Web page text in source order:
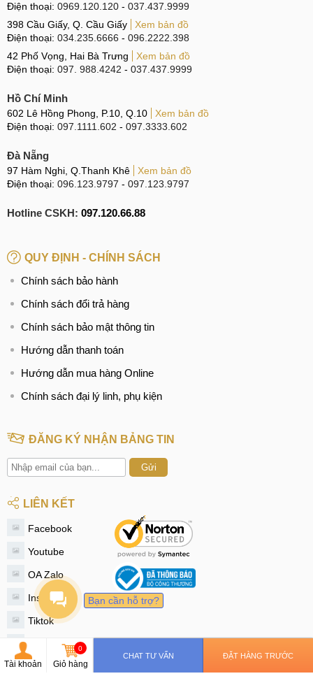
Điện thoại: 0969.120.120 - 037.437.9999
398 Cầu Giấy, Q. Cầu Giấy
Xem bản đồ
Điện thoại: 034.235.6666 - 096.2222.398
42 Phố Vọng, Hai Bà Trưng
Xem bản đồ
Điện thoại: 097. 988.4242 - 037.437.9999
Hồ Chí Minh
602 Lê Hồng Phong, P.10, Q.10
Xem bản đồ
Điện thoại: 097.1111.602 - 097.3333.602
Đà Nẵng
97 Hàm Nghi, Q.Thanh Khê
Xem bản đồ
Điện thoại: 096.123.9797 - 097.123.9797
Hotline CSKH: 097.120.66.88
QUY ĐỊNH - CHÍNH SÁCH
Chính sách bảo hành
Chính sách đổi trả hàng
Chính sách bảo mật thông tin
Hướng dẫn thanh toán
Hướng dẫn mua hàng Online
Chính sách đại lý linh, phụ kiện
ĐĂNG KÝ NHẬN BẢNG TIN
Gửi
LIÊN KẾT
Facebook
Youtube
OA Zalo
Instagram
Tiktok
Tài khoản
0
Giỏ hàng
CHAT TƯ VẤN ĐẶT HÀNG TRƯỚC
Bạn cần hỗ trợ?